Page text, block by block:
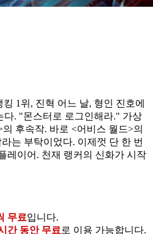
1위, 진혁 어느 날, 형인 진호에
다. "몬스터로 로그인해라." 가상
후속작. 바로 <어비스 월드>의
는 부탁이었다. 이제껏 단 한 번
레이어. 천재 랭커의 신화가 시작
무료입니다.
간 동안 무료 로 이용 가능합니다.